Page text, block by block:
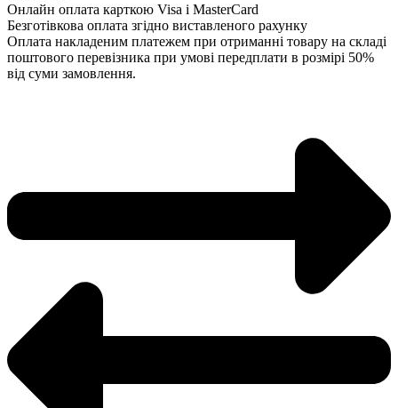
Онлайн оплата карткою Visa і MasterCard
Безготівкова оплата згідно виставленого рахунку
Оплата накладеним платежем при отриманні товару на складі
поштового перевізника при умові передплати в розмірі 50%
від суми замовлення.